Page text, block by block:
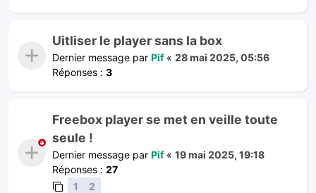
Uitliser le player sans la box
Dernier message par Pif« 28 mai 2025, 05:56
Réponses : 3
Freebox player se met en veille toute
seule !
Dernier message par Pif« 19 mai 2025, 19:18
Réponses : 27
1
2